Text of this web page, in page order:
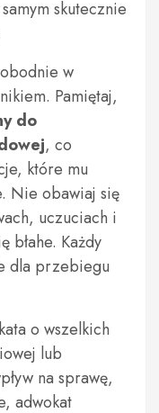
skutecznie
w
Pamiętaj,
do
, co
które mu
Nie obawiaj się
uczuciach i
błahe. Każdy
dla przebiegu
o wszelkich
lub
na sprawę,
adwokat